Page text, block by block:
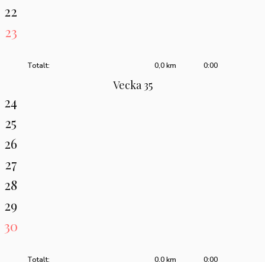
22
23
Totalt: 0:00
0,0 km
Vecka 35
24
25
26
27
28
29
30
Totalt: 0:00
0,0 km